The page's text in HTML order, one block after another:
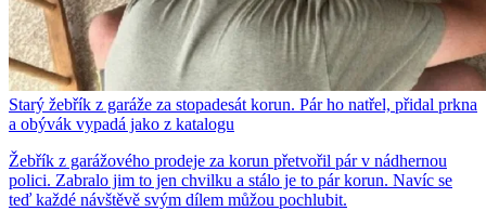
Starý žebřík z garáže za stopadesát korun. Pár ho natřel, přidal prkna
a obývák vypadá jako z katalogu
Žebřík z garážového prodeje za korun přetvořil pár v nádhernou
polici. Zabralo jim to jen chvilku a stálo je to pár korun. Navíc se
teď každé návštěvě svým dílem můžou pochlubit.